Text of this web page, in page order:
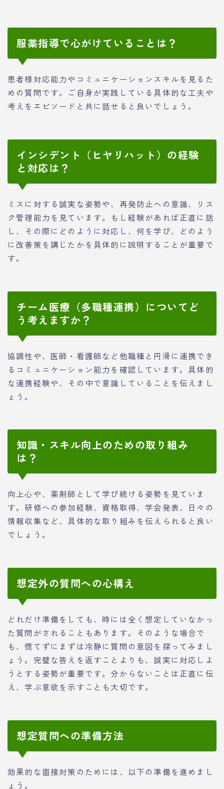
服薬指導で心がけていることは？
患者様対応能力やコミュニケーションスキルを見るた
めの質問です。ご自身が実践している具体的な工夫や
考えをエピソードと共に話せると良いでしょう。
インシデント（ヒヤリハット）の経験
と対応は？
ミスに対する誠実な姿勢や、再発防止への意識、リス
ク管理能力を見ています。もし経験があれば正直に話
し、その際にどのように対応し、何を学び、どのよう
に改善策を講じたかを具体的に説明することが重要で
す。
チーム医療（多職種連携）についてど
う考えますか？
協調性や、医師・看護師など他職種と円滑に連携でき
るコミュニケーション能力を確認しています。具体的
な連携経験や、その中で意識していることを伝えまし
ょう。
知識・スキル向上のための取り組み
は？
向上心や、薬剤師として学び続ける姿勢を見ていま
す。研修への参加経験、資格取得、学会発表、日々の
情報収集など、具体的な取り組みを伝えられると良い
でしょう。
想定外の質問への心構え
どれだけ準備をしても、時には全く想定していなかっ
た質問がされることもあります。そのような場合で
も、慌てずにまずは冷静に質問の意図を探ってみまし
ょう。完璧な答えを返すことよりも、誠実に対応しよ
うとする姿勢が重要です。分からないことは正直に伝
え、学ぶ意欲を示すことも大切です。
想定質問への準備方法
効果的な面接対策のためには、以下の準備を進めまし
ょう。